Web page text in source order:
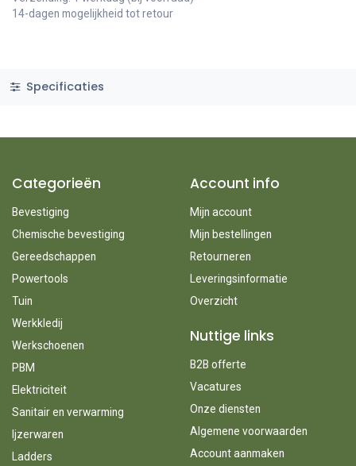
14-dagen mogelijkheid tot retour
Specificaties
Categorieën
Bevestiging
Chemische bevestiging
Gereedschappen
Powertools
Tuin
Werkkledij
Werkschoenen
PBM
Elektriciteit
Sanitair en verwarming
Ijzerwaren
Ladders
Account info
Mijn account
Mijn bestellingen
Retourneren
Leveringsinformatie
Overzicht
Nuttige links
B2B offerte
Vacatures
Onze diensten
Algemene voorwaarden
Account aanmaken